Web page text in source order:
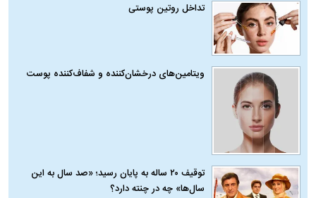
تداخل روتین پوستی
ویتامین‌های درخشان‌کننده و شفاف‌کننده پوست
توقیف ۲۰ ساله به پایان رسید؛ «صد سال به این
سال‌ها» چه در چنته دارد؟